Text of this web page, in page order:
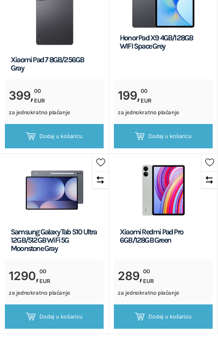
Xiaomi Pad 7 8GB/256GB
Gray
399,00
EUR
za jednokratno plaćanje
Dodaj u košaricu
Honor Pad X9 4GB/128GB
WIFI Space Grey
199,00
EUR
za jednokratno plaćanje
Dodaj u košaricu
Samsung Galaxy Tab S10 Ultra
12GB/512GB WiFi 5G
Moonstone Gray
1290,00
EUR
za jednokratno plaćanje
Dodaj u košaricu
Xiaomi Redmi Pad Pro
6GB/128GB Green
289,00
EUR
za jednokratno plaćanje
Dodaj u košaricu